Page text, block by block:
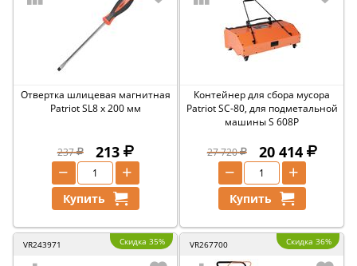
Отвертка шлицевая магнитная
Patriot SL8 x 200 мм
237 213
+
−
Купить
Контейнер для сбора мусора
Patriot SC-80, для подметальной
машины S 608P
27 720 20 414
+
−
Купить
VR243971 Скидка 35% VR267700 Скидка 36%